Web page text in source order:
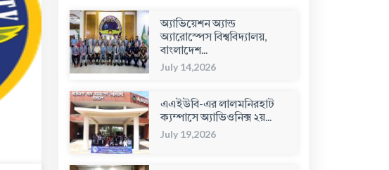
অ্যাভিয়েশন অ্যান্ড
অ্যারোস্পেস বিশ্ববিদ্যালয়,
বাংলাদেশ...
July 14,2026
এএইউবি-এর লালমনিরহাট
ক্যম্পাসে অ্যাভিওনিক্স ২য়...
July 19,2026